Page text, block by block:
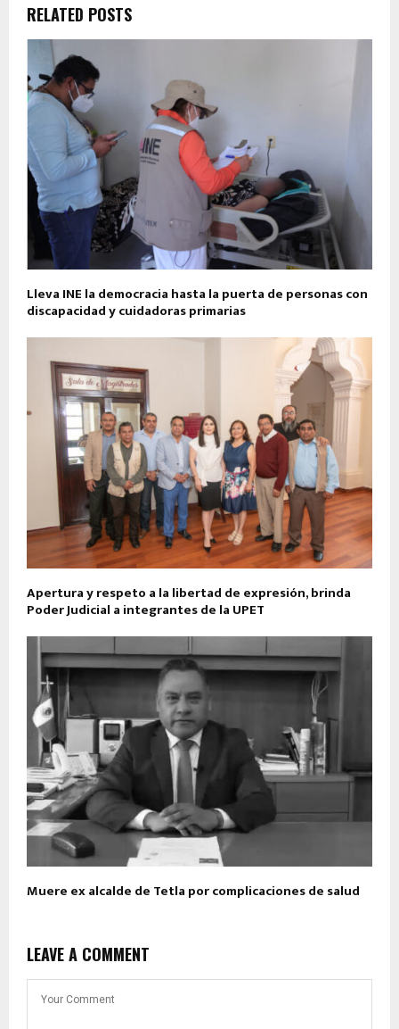
RELATED POSTS
Lleva INE la democracia hasta la puerta de personas con
discapacidad y cuidadoras primarias
Apertura y respeto a la libertad de expresión, brinda
Poder Judicial a integrantes de la UPET
Muere ex alcalde de Tetla por complicaciones de salud
LEAVE A COMMENT